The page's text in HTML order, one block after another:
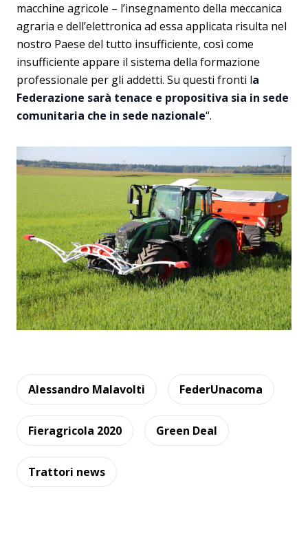
macchine agricole – l’insegnamento della meccanica
agraria e dell’elettronica ad essa applicata risulta nel
nostro Paese del tutto insufficiente, così come
insufficiente appare il sistema della formazione
professionale per gli addetti. Su questi fronti la
Federazione sarà tenace e propositiva sia in sede
comunitaria che in sede nazionale“.
Alessandro Malavolti FederUnacoma
Fieragricola 2020 Green Deal
Trattori news